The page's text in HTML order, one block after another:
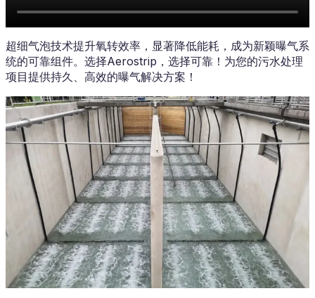
超细气泡技术提升氧转效率，显著降低能耗，成为新颖曝气系
统的可靠组件。选择Aerostrip，选择可靠！为您的污水处理
项目提供持久、高效的曝气解决方案！